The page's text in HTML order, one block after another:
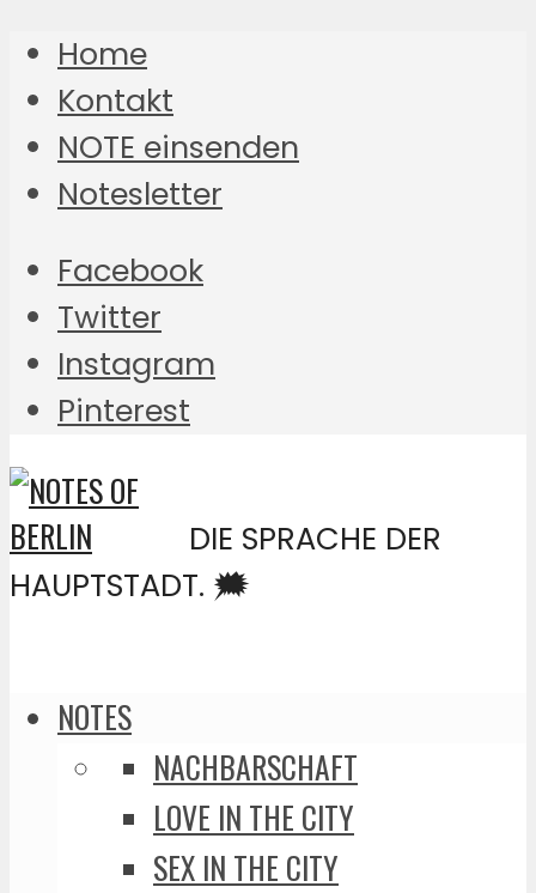
Home
Kontakt
NOTE einsenden
Notesletter
Facebook
Twitter
Instagram
Pinterest
DIE SPRACHE DER
HAUPTSTADT. 🗯️
NOTES
NACHBARSCHAFT
LOVE IN THE CITY
SEX IN THE CITY